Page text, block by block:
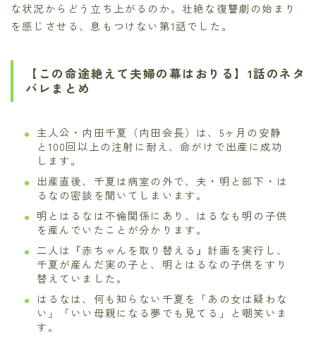
な状況からどう立ち上がるのか。壮絶な復讐劇の始まり
を感じさせる、息もつけない第1話でした。
【この命途絶えて夫婦の幕はおりる】1話のネタ
バレまとめ
主人公・内田千夏（内田会長）は、5ヶ月の安静
と100回以上の注射に耐え、命がけで出産に成功
します。
出産直後、千夏は病室の外で、夫・明と部下・は
るなの密談を聞いてしまいます。
明とはるなは不倫関係にあり、はるなも明の子供
を産んでいたことが分かります。
二人は『赤ちゃんを取り替える』計画を実行し、
千夏が産んだ実の子と、明とはるなの子供をすり
替えていました。
はるなは、何も知らない千夏を「あの女は疑わな
い」「いい母親になる夢でも見てる」と嘲笑いま
す。